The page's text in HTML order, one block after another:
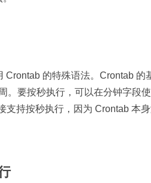
的特殊语法。Crontab 的
。要按秒执行，可以在分钟字段
支持按秒执行，因为 Crontab 本